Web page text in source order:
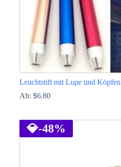
Leuchtstift mit Lupe und Köpfen
Ab: $6.80
Produkt
weist
mehrere
💎-48%